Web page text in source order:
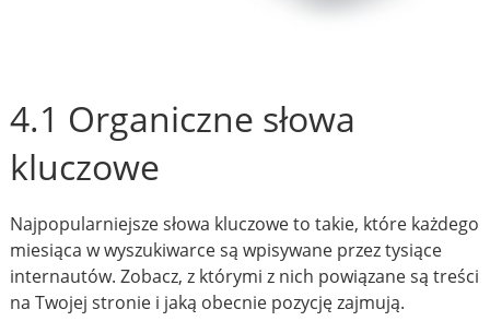
4.1 Organiczne słowa
kluczowe
Najpopularniejsze słowa kluczowe to takie, które każdego
miesiąca w wyszukiwarce są wpisywane przez tysiące
internautów. Zobacz, z którymi z nich powiązane są treści
na Twojej stronie i jaką obecnie pozycję zajmują.